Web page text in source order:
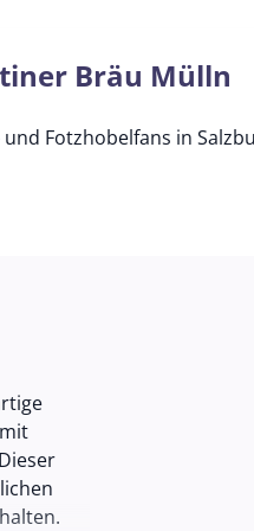
Bräu Mülln
Fotzhobelfans in